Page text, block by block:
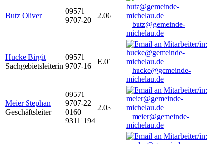
Butz Oliver
09571
9707-20
2.06
butz@gemeinde-
michelau.de
Hucke Birgit
Sachgebietsleiterin
09571
9707-16
E.01
hucke@gemeinde-
michelau.de
Meier Stephan
Geschäftsleiter
09571
9707-22
0160
93111194
2.03
meier@gemeinde-
michelau.de